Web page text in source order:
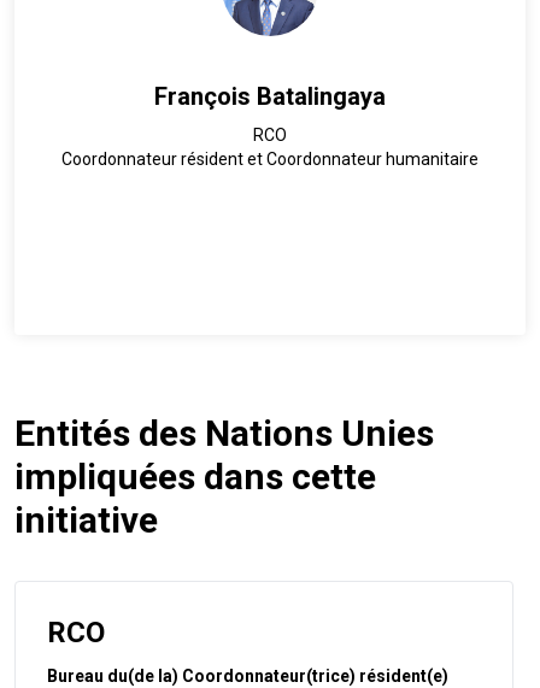
François Batalingaya
RCO
Coordonnateur résident et Coordonnateur humanitaire
Entités des Nations Unies
impliquées dans cette
initiative
RCO
Bureau du(de la) Coordonnateur(trice) résident(e)